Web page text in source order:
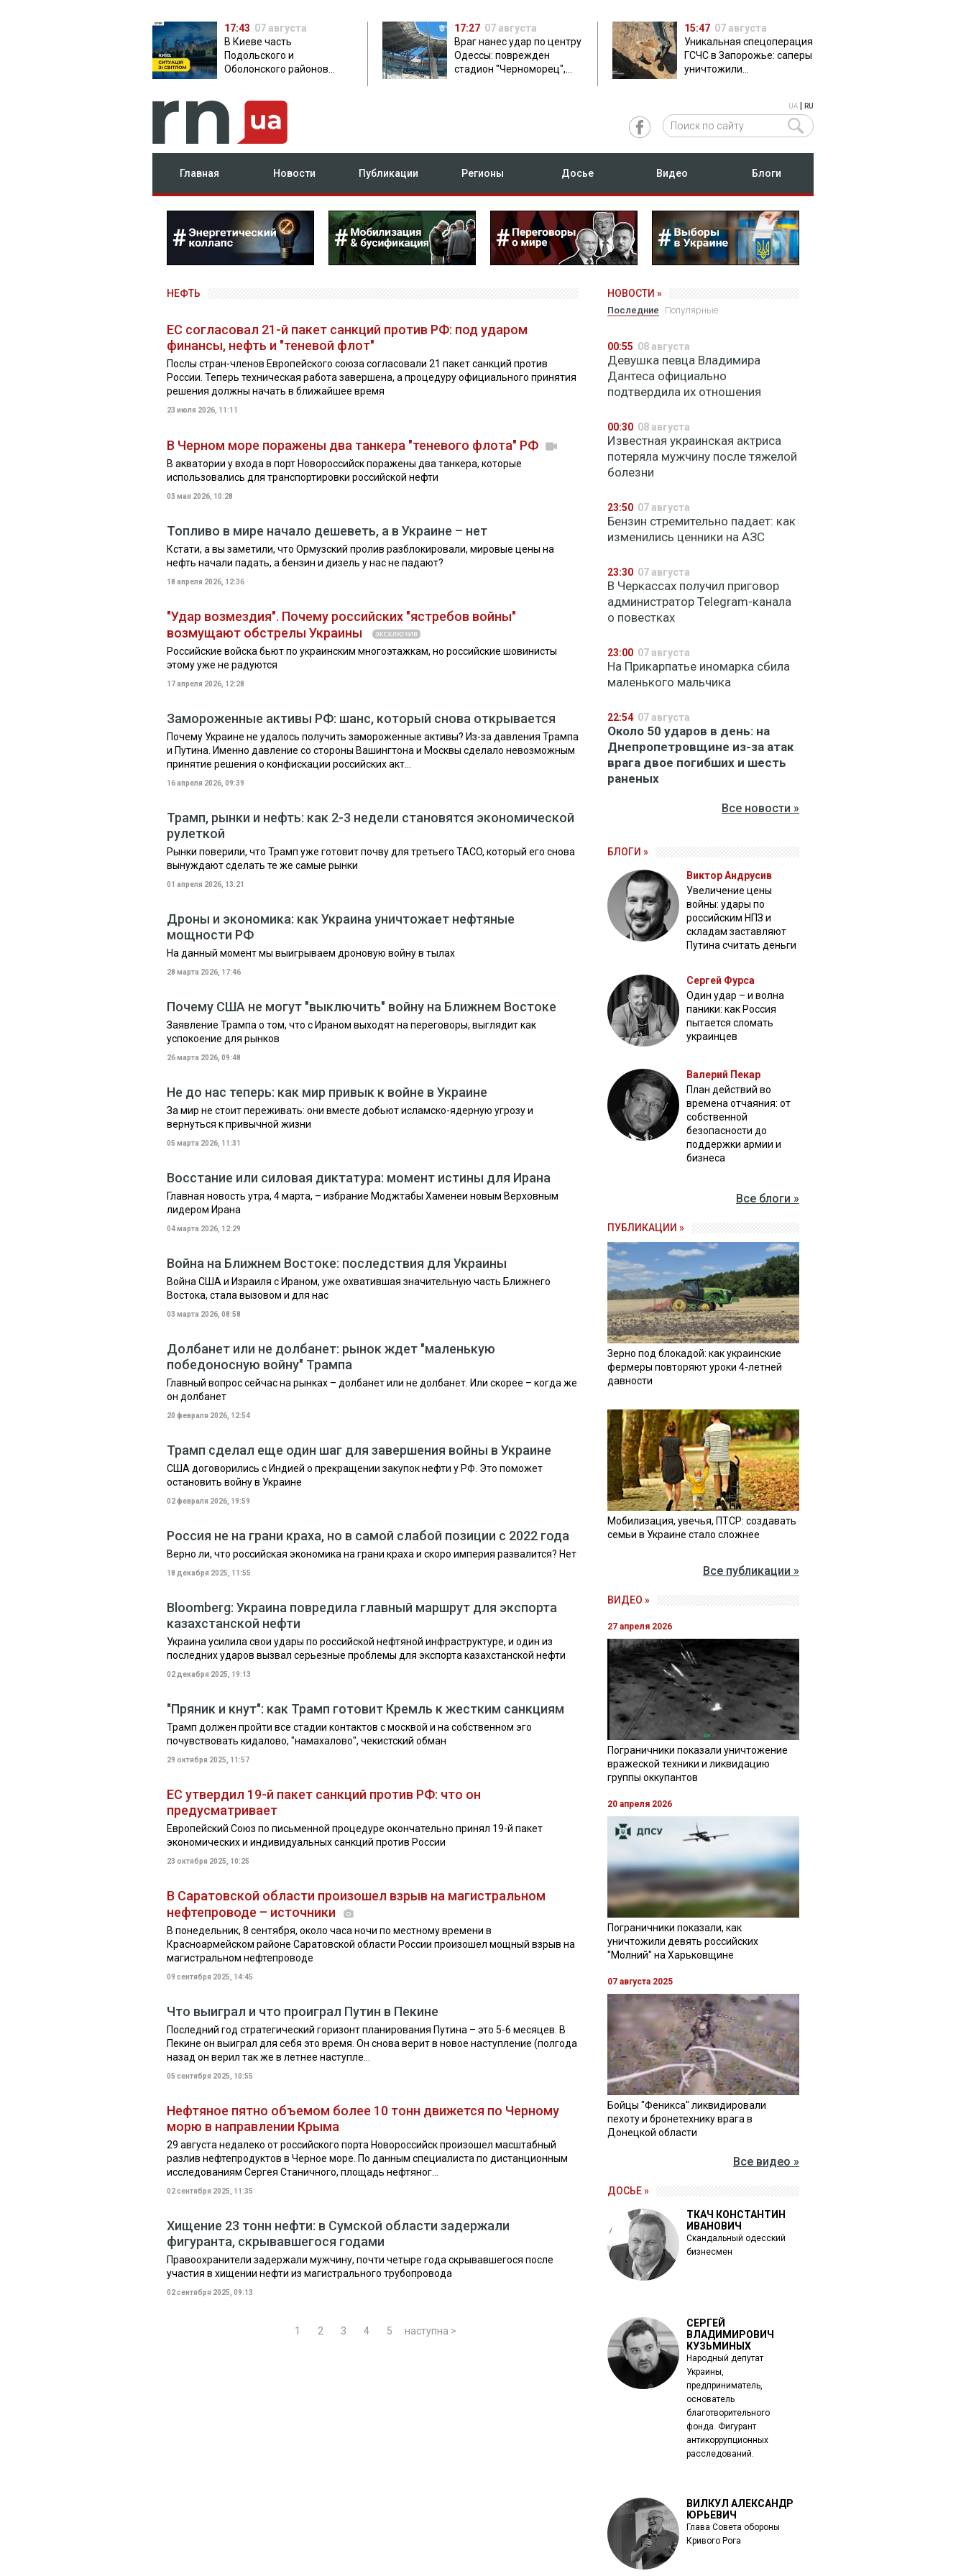
17:43 07 августа
В Киеве часть
Подольского и
Оболонского районов
17:27 07 августа
Враг нанес удар по центру
Одессы: поврежден
стадион "Черноморец",
15:47 07 августа
Уникальная спецоперация
ГСЧС в Запорожье: саперы
уничтожили
UA RU
Главная Новости Публикации Регионы Досье Видео Блоги
НЕФТЬ
ЕС согласовал 21-й пакет санкций против РФ: под ударом
финансы, нефть и "теневой флот"
Послы стран-членов Европейского союза согласовали 21 пакет санкций против
России. Теперь техническая работа завершена, а процедуру официального принятия
решения должны начать в ближайшее время
23 июля 2026, 11:11
В Черном море поражены два танкера "теневого флота" РФ
В акватории у входа в порт Новороссийск поражены два танкера, которые
использовались для транспортировки российской нефти
03 мая 2026, 10:28
Топливо в мире начало дешеветь, а в Украине – нет
Кстати, а вы заметили, что Ормузский пролив разблокировали, мировые цены на
нефть начали падать, а бензин и дизель у нас не падают?
18 апреля 2026, 12:36
"Удар возмездия". Почему российских "ястребов войны"
возмущают обстрелы Украины
Российские войска бьют по украинским многоэтажкам, но российские шовинисты
этому уже не радуются
17 апреля 2026, 12:28
Замороженные активы РФ: шанс, который снова открывается
Почему Украине не удалось получить замороженные активы? Из-за давления Трампа
и Путина. Именно давление со стороны Вашингтона и Москвы сделало невозможным
принятие решения о конфискации российских акт...
16 апреля 2026, 09:39
Трамп, рынки и нефть: как 2-3 недели становятся экономической
рулеткой
Рынки поверили, что Трамп уже готовит почву для третьего TACO, который его снова
вынуждают сделать те же самые рынки
01 апреля 2026, 13:21
Дроны и экономика: как Украина уничтожает нефтяные
мощности РФ
На данный момент мы выигрываем дроновую войну в тылах
28 марта 2026, 17:46
Почему США не могут "выключить" войну на Ближнем Востоке
Заявление Трампа о том, что с Ираном выходят на переговоры, выглядит как
успокоение для рынков
26 марта 2026, 09:48
Не до нас теперь: как мир привык к войне в Украине
За мир не стоит переживать: они вместе добьют исламско-ядерную угрозу и
вернуться к привычной жизни
05 марта 2026, 11:31
Восстание или силовая диктатура: момент истины для Ирана
Главная новость утра, 4 марта, – избрание Моджтабы Хаменеи новым Верховным
лидером Ирана
04 марта 2026, 12:29
Война на Ближнем Востоке: последствия для Украины
Война США и Израиля с Ираном, уже охватившая значительную часть Ближнего
Востока, стала вызовом и для нас
03 марта 2026, 08:58
Долбанет или не долбанет: рынок ждет "маленькую
победоносную войну" Трампа
Главный вопрос сейчас на рынках – долбанет или не долбанет. Или скорее – когда же
он долбанет
20 февраля 2026, 12:54
Трамп сделал еще один шаг для завершения войны в Украине
США договорились с Индией о прекращении закупок нефти у РФ. Это поможет
остановить войну в Украине
02 февраля 2026, 19:59
Россия не на грани краха, но в самой слабой позиции с 2022 года
Верно ли, что российская экономика на грани краха и скоро империя развалится? Нет
18 декабря 2025, 11:55
Bloomberg: Украина повредила главный маршрут для экспорта
казахстанской нефти
Украина усилила свои удары по российской нефтяной инфраструктуре, и один из
последних ударов вызвал серьезные проблемы для экспорта казахстанской нефти
02 декабря 2025, 19:13
"Пряник и кнут": как Трамп готовит Кремль к жестким санкциям
Трамп должен пройти все стадии контактов с москвой и на собственном эго
почувствовать кидалово, "намахалово", чекистский обман
29 октября 2025, 11:57
ЕС утвердил 19-й пакет санкций против РФ: что он
предусматривает
Европейский Союз по письменной процедуре окончательно принял 19-й пакет
экономических и индивидуальных санкций против России
23 октября 2025, 10:25
В Саратовской области произошел взрыв на магистральном
нефтепроводе – источники
В понедельник, 8 сентября, около часа ночи по местному времени в
Красноармейском районе Саратовской области России произошел мощный взрыв на
магистральном нефтепроводе
09 сентября 2025, 14:45
Что выиграл и что проиграл Путин в Пекине
Последний год стратегический горизонт планирования Путина – это 5-6 месяцев. В
Пекине он выиграл для себя это время. Он снова верит в новое наступление (полгода
назад он верил так же в летнее наступле...
05 сентября 2025, 10:55
Нефтяное пятно объемом более 10 тонн движется по Черному
морю в направлении Крыма
29 августа недалеко от российского порта Новороссийск произошел масштабный
разлив нефтепродуктов в Черное море. По данным специалиста по дистанционным
исследованиям Сергея Станичного, площадь нефтяног...
02 сентября 2025, 11:35
Хищение 23 тонн нефти: в Сумской области задержали
фигуранта, скрывавшегося годами
Правоохранители задержали мужчину, почти четыре года скрывавшегося после
участия в хищении нефти из магистрального трубопровода
02 сентября 2025, 09:13
1 2 3 4 5 наступна >
НОВОСТИ »
Последние Популярные
00:55 08 августа
Девушка певца Владимира
Дантеса официально
подтвердила их отношения
00:30 08 августа
Известная украинская актриса
потеряла мужчину после тяжелой
болезни
23:50 07 августа
Бензин стремительно падает: как
изменились ценники на АЗС
23:30 07 августа
В Черкассах получил приговор
администратор Telegram-канала
о повестках
23:00 07 августа
На Прикарпатье иномарка сбила
маленького мальчика
22:54 07 августа
Около 50 ударов в день: на
Днепропетровщине из-за атак
врага двое погибших и шесть
раненых
Все новости »
БЛОГИ »
Виктор Андрусив
Увеличение цены
войны: удары по
российским НПЗ и
складам заставляют
Путина считать деньги
Сергей Фурса
Один удар – и волна
паники: как Россия
пытается сломать
украинцев
Валерий Пекар
План действий во
времена отчаяния: от
собственной
безопасности до
поддержки армии и
бизнеса
Все блоги »
ПУБЛИКАЦИИ »
Зерно под блокадой: как украинские
фермеры повторяют уроки 4-летней
давности
Мобилизация, увечья, ПТСР: создавать
семьи в Украине стало сложнее
Все публикации »
ВИДЕО »
27 апреля 2026
Пограничники показали уничтожение
вражеской техники и ликвидацию
группы оккупантов
20 апреля 2026
Пограничники показали, как
уничтожили девять российских
"Молний" на Харьковщине
07 августа 2025
Бойцы "Феникса" ликвидировали
пехоту и бронетехнику врага в
Донецкой области
Все видео »
ДОСЬЕ »
ТКАЧ КОНСТАНТИН
ИВАНОВИЧ
Скандальный одесский
бизнесмен
СЕРГЕЙ
ВЛАДИМИРОВИЧ
КУЗЬМИНЫХ
Народный депутат
Украины,
предприниматель,
основатель
благотворительного
фонда. Фигурант
антикоррупционных
расследований.
ВИЛКУЛ АЛЕКСАНДР
ЮРЬЕВИЧ
Глава Совета обороны
Кривого Рога